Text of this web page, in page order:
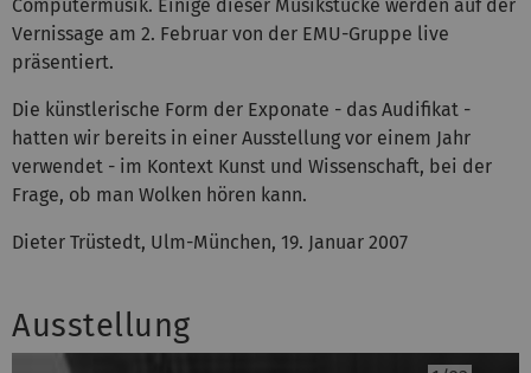
Computermusik. Einige dieser Musikstücke werden auf der
Vernissage am 2. Februar von der EMU-Gruppe live
präsentiert.
Die künstlerische Form der Exponate - das Audifikat -
hatten wir bereits in einer Ausstellung vor einem Jahr
verwendet - im Kontext Kunst und Wissenschaft, bei der
Frage, ob man Wolken hören kann.
Dieter Trüstedt, Ulm-München, 19. Januar 2007
Ausstellung